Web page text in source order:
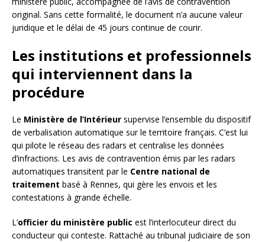
original. Sans cette formalité, le document n’a aucune valeur
juridique et le délai de 45 jours continue de courir.
Les institutions et professionnels
qui interviennent dans la
procédure
Le Ministère de l’Intérieur supervise l’ensemble du dispositif
de verbalisation automatique sur le territoire français. C’est lui
qui pilote le réseau des radars et centralise les données
d’infractions. Les avis de contravention émis par les radars
automatiques transitent par le Centre national de
traitement basé à Rennes, qui gère les envois et les
contestations à grande échelle.
L’officier du ministère public est l’interlocuteur direct du
conducteur qui conteste. Rattaché au tribunal judiciaire de son